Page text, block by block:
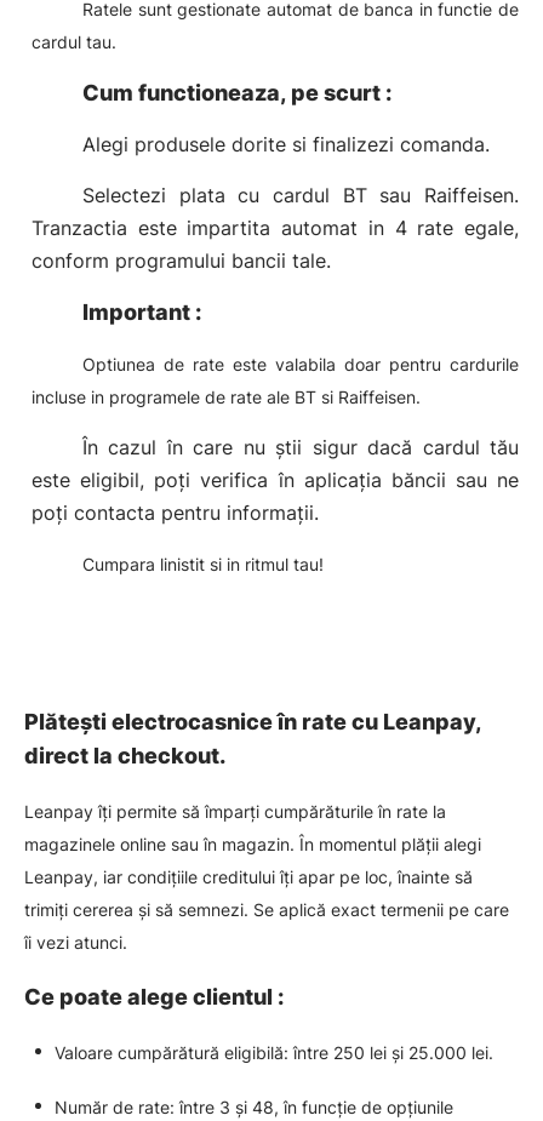
Ratele sunt gestionate automat de banca in functie de
cardul tau.
Cum functioneaza, pe scurt :
Alegi produsele dorite si finalizezi comanda.
Selectezi plata cu cardul BT sau Raiffeisen.
Tranzactia este impartita automat in 4 rate egale,
conform programului bancii tale.
Important :
Optiunea de rate este valabila doar pentru cardurile
incluse in programele de rate ale BT si Raiffeisen.
În cazul în care nu știi sigur dacă cardul tău
este eligibil, poți verifica în aplicația băncii sau ne
poți contacta pentru informații.
Cumpara linistit si in ritmul tau!
Plătești electrocasnice în rate cu Leanpay,
direct la checkout.
Leanpay îți permite să împarți cumpărăturile în rate la
magazinele online sau în magazin. În momentul plății alegi
Leanpay, iar condițiile creditului îți apar pe loc, înainte să
trimiți cererea și să semnezi. Se aplică exact termenii pe care
îi vezi atunci.
Ce poate alege clientul :
Valoare cumpărătură eligibilă: între 250 lei și 25.000 lei.
Număr de rate: între 3 și 48, în funcție de opțiunile